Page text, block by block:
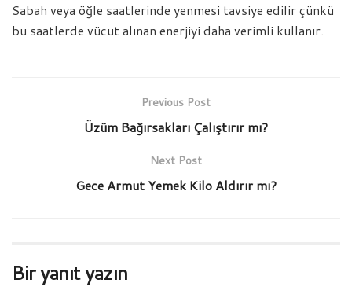
Sabah veya öğle saatlerinde yenmesi tavsiye edilir çünkü
bu saatlerde vücut alınan enerjiyi daha verimli kullanır.
Previous Post
Üzüm Bağırsakları Çalıştırır mı?
Next Post
Gece Armut Yemek Kilo Aldırır mı?
Bir yanıt yazın